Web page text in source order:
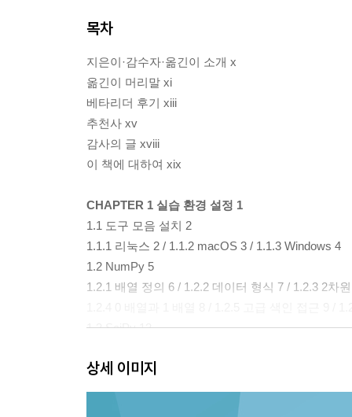
목차
지은이·감수자·옮긴이 소개 x
옮긴이 머리말 xi
베타리더 후기 xiii
추천사 xv
감사의 글 xviii
이 책에 대하여 xix
CHAPTER 1 실습 환경 설정 1
1.1 도구 모음 설치 2
1.1.1 리눅스 2 / 1.1.2 macOS 3 / 1.1.3 Windows 4
1.2 NumPy 5
1.2.1 배열 정의 6 / 1.2.2 데이터 형식 7 / 1.2.3 2차
1.3 SciPy 12
1.5 Scikit-Learn 16
1.6 요약 18
상세 이미지